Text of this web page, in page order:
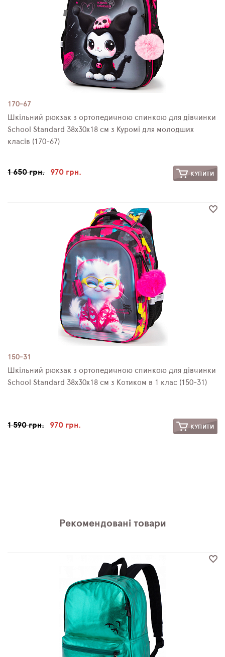
170-67
Шкільний рюкзак з ортопедичною спинкою для дівчинки
School Standard 38х30х18 см з Куромі для молодших
класів (170-67)
1 650 грн. 970 грн. КУПИТИ
150-31
Шкільний рюкзак з ортопедичною спинкою для дівчинки
School Standard 38х30х18 см з Котиком в 1 клас (150-31)
1 590 грн. 970 грн. КУПИТИ
Рекомендовані товари